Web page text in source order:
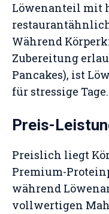
Löwenanteil mit
Während
Zubereitung
Pancakes), ist
für stressige Tage.
Preis-
Preislich liegt
Premium-
während
vollwertigen